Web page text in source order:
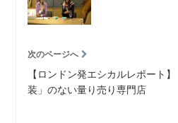
次のページへ
【ロンドン発エシカルレポート
装」のない量り売り専門店